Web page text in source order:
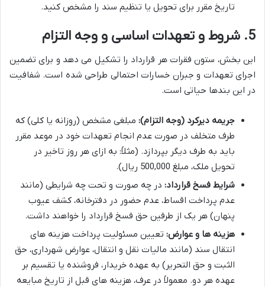
تاریخ مقرر برای تحویل یا تنظیم سند را مشخص کنید.
5. شروط و تعهدات اساسی و وجه التزام
این بخش، ستون فقرات هر قرارداد را تشکیل می دهد و برای تضمین
اجرای تعهدات و جبران خسارات احتمالی طراحی شده است. شفافیت
در این بندها حیاتی است.
جریمه دیرکرد (وجه التزام): مبلغی مشخص (روزانه یا کلی) که
طرف متخلف در صورت عدم انجام تعهدات خود در موعد مقرر
باید به طرف دیگر بپردازد. (مثلاً: به ازای هر روز تاخیر در
تحویل ملک، مبلغ 500,000 ریال).
شرایط فسخ قرارداد: در چه صورت و تحت چه شرایطی (مانند
عدم پرداخت اقساط، عدم حضور در دفترخانه، کشف عیوب
پنهان) هر یک از طرفین حق فسخ قرارداد را خواهند داشت.
هزینه ها و عوارض: تعیین مسئولیت پرداخت هزینه های
انتقال سند (مانند مالیات نقل و انتقال، عوارض شهرداری، حق
الثبت و حق التحریر) به عهده خریدار، فروشنده یا تقسیم بر
عهده هر دو. معمولاً در عرف، هزینه های قبل از تاریخ مبایعه